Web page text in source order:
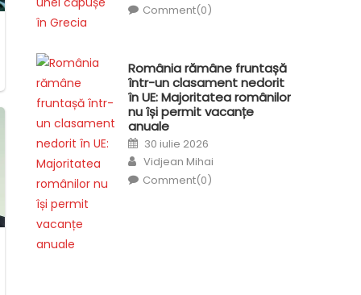
Comment(0)
România rămâne fruntașă
într-un clasament nedorit
în UE: Majoritatea românilor
nu își permit vacanțe
anuale
Posted
on
30 iulie 2026
Author
Vidjean Mihai
Comment(0)